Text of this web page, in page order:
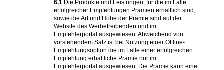
6.1 Die Produkte und Leistungen, für die im Falle
erfolgreicher Empfehlungen Prämien erhältlich sind,
sowie die Art und Höhe der Prämie sind auf der
Website des Werbetreibenden und im
Empfehlerportal ausgewiesen. Abweichend von
vorstehendem Satz ist bei Nutzung einer Offline-
Empfehlungsoption die im Falle einer erfolgreichen
Empfehlung erhältliche Prämie nur im
Empfehlerportal ausgewiesen. Die Prämie kann eine